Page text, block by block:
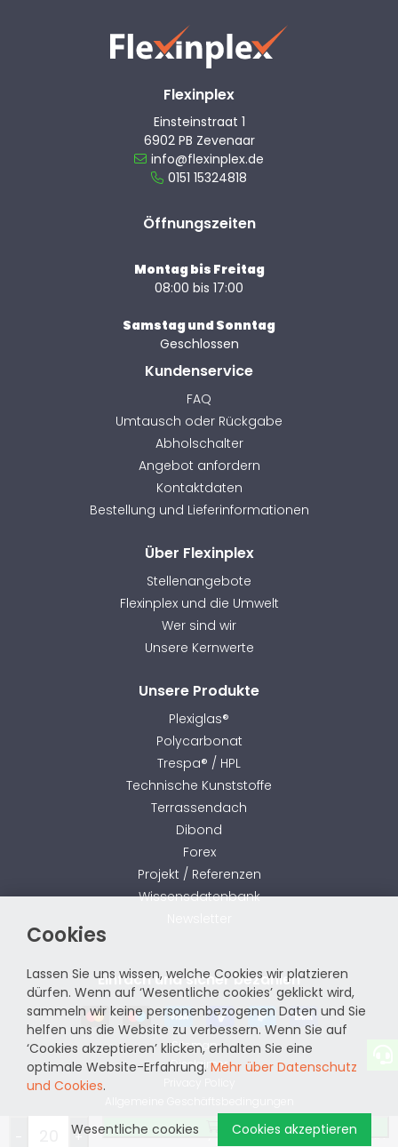
Cookies
Lassen Sie uns wissen, welche Cookies wir platzieren
dürfen. Wenn auf ‘Wesentliche cookies’ geklickt wird,
sammeln wir keine personenbezogenen Daten und Sie
helfen uns die Website zu verbessern. Wenn Sie auf
‘Cookies akzeptieren’ klicken, erhalten Sie eine
optimale Website-Erfahrung. Mehr über Datenschutz
und Cookies.
Cookies akzeptieren
Wesentliche cookies
+
Bestellen
Flexinplex
Einsteinstraat 1
6902 PB Zevenaar
info@flexinplex.de
0151 15324818
Öffnungszeiten
Montag bis Freitag
08:00 bis 17:00
Samstag und Sonntag
Geschlossen
Kundenservice
FAQ
Umtausch oder Rückgabe
Abholschalter
Angebot anfordern
Kontaktdaten
Bestellung und Lieferinformationen
Über Flexinplex
Stellenangebote
Flexinplex und die Umwelt
Wer sind wir
Unsere Kernwerte
Unsere Produkte
Plexiglas®
Polycarbonat
Trespa® / HPL
Technische Kunststoffe
Terrassendach
Dibond
Forex
Projekt / Referenzen
Wissensdatenbank
Einfach und sicher bezahlen
Sitemap
Disclaimer
website by